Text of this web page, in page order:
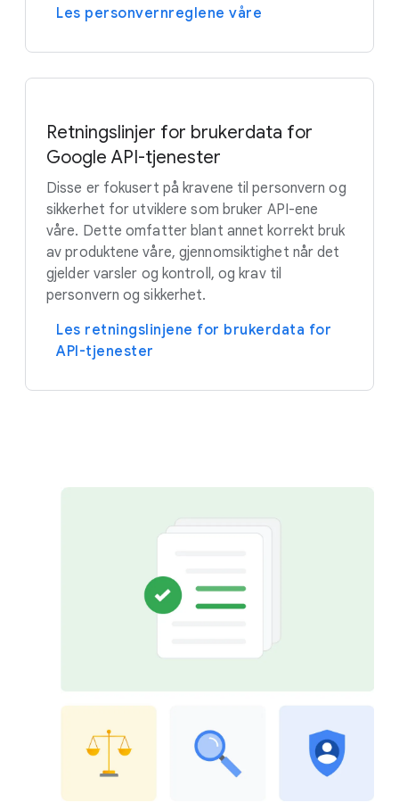
Les personvernreglene våre
Retningslinjer for brukerdata for
Google API-tjenester
Disse er fokusert på kravene til personvern og
sikkerhet for utviklere som bruker API-ene
våre. Dette omfatter blant annet korrekt bruk
av produktene våre, gjennomsiktighet når det
gjelder varsler og kontroll, og krav til
personvern og sikkerhet.
Les retningslinjene for brukerdata for
API-tjenester